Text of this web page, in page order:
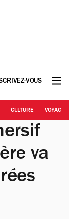
VOUS
CULTURE VOYAGE
va